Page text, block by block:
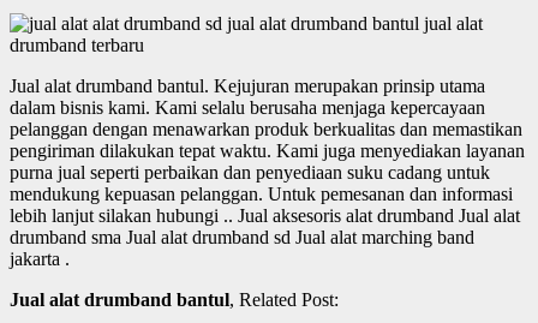
Jual alat drumband bantul. Kejujuran merupakan prinsip utama
dalam bisnis kami. Kami selalu berusaha menjaga kepercayaan
pelanggan dengan menawarkan produk berkualitas dan memastikan
pengiriman dilakukan tepat waktu. Kami juga menyediakan layanan
purna jual seperti perbaikan dan penyediaan suku cadang untuk
mendukung kepuasan pelanggan. Untuk pemesanan dan informasi
lebih lanjut silakan hubungi .. Jual aksesoris alat drumband Jual alat
drumband sma Jual alat drumband sd Jual alat marching band
jakarta .
Jual alat drumband bantul, Related Post: